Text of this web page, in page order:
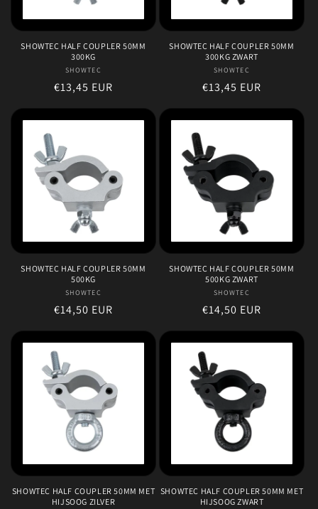
SHOWTEC HALF COUPLER 50MM
300KG
Verkoper:
SHOWTEC
Normale
€13,45 EUR
SHOWTEC HALF COUPLER 50MM
300KG ZWART
Verkoper:
SHOWTEC
Normale
€13,45 EUR
SHOWTEC HALF COUPLER 50MM
500KG
Verkoper:
SHOWTEC
Normale
€14,50 EUR
SHOWTEC HALF COUPLER 50MM
500KG ZWART
Verkoper:
SHOWTEC
Normale
€14,50 EUR
SHOWTEC HALF COUPLER 50MM MET
HIJSOOG ZILVER
SHOWTEC HALF COUPLER 50MM MET
HIJSOOG ZWART